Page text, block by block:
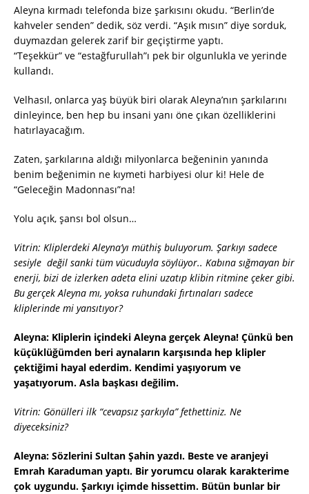
Aleyna kırmadı telefonda bize şarkısını okudu. “Berlin’de
kahveler senden” dedik, söz verdi. “Aşık mısın” diye sorduk,
duymazdan gelerek zarif bir geçiştirme yaptı.
“Teşekkür” ve “estağfurullah”ı pek bir olgunlukla ve yerinde
kullandı.
Velhasıl, onlarca yaş büyük biri olarak Aleyna’nın şarkılarını
dinleyince, ben hep bu insani yanı öne çıkan özelliklerini
hatırlayacağım.
Zaten, şarkılarına aldığı milyonlarca beğeninin yanında
benim beğenimin ne kıymeti harbiyesi olur ki! Hele de
“Geleceğin Madonnası”na!
Yolu açık, şansı bol olsun…
Vitrin: Kliplerdeki Aleyna’yı müthiş buluyorum. Şarkıyı sadece
sesiyle değil sanki tüm vücuduyla söylüyor.. Kabına sığmayan bir
enerji, bizi de izlerken adeta elini uzatıp klibin ritmine çeker gibi.
Bu gerçek Aleyna mı, yoksa ruhundaki fırtınaları sadece
kliplerinde mi yansıtıyor?
Aleyna: Kliplerin içindeki Aleyna gerçek Aleyna! Çünkü ben
küçüklüğümden beri aynaların karşısında hep klipler
çektiğimi hayal ederdim. Kendimi yaşıyorum ve
yaşatıyorum. Asla başkası değilim.
Vitrin: Gönülleri ilk “cevapsız şarkıyla” fethettiniz. Ne
diyeceksiniz?
Aleyna: Sözlerini Sultan Şahin yazdı. Beste ve aranjeyi
Emrah Karaduman yaptı. Bir yorumcu olarak karakterime
çok uygundu. Şarkıyı içimde hissettim. Bütün bunlar bir